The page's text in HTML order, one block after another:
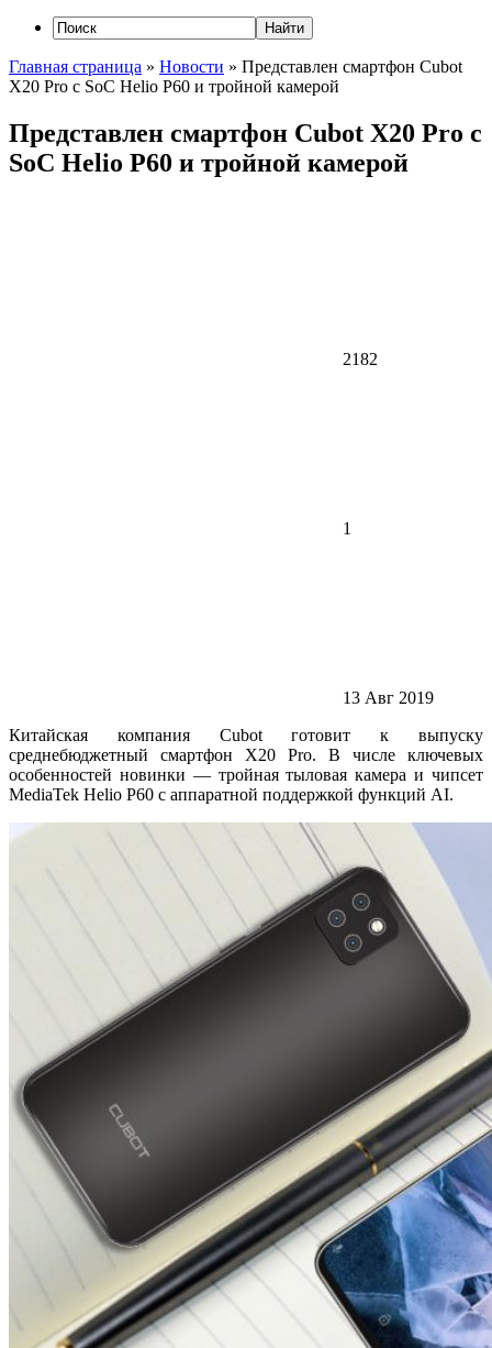
Главная страница » Новости » Представлен смартфон Cubot
X20 Pro с SoC Helio P60 и тройной камерой
Представлен смартфон Cubot X20 Pro с
SoC Helio P60 и тройной камерой
2182
1
13 Авг 2019
Китайская компания Cubot готовит к выпуску
среднебюджетный смартфон X20 Pro. В числе ключевых
особенностей новинки — тройная тыловая камера и чипсет
MediaTek Helio P60 с аппаратной поддержкой функций AI.